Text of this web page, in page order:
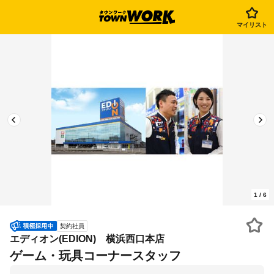
マイリスト
1 / 6
契約社員
エディオン(EDION) 横浜西口本店
ゲーム・玩具コーナースタッフ